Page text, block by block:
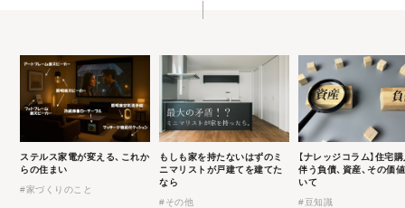
ステルス家電が変える、これか
らの住まい
#家づくりのこと
もしも家を持たないはずのミ
ニマリストが戸建てを建てた
なら
#その他
【ナレッジコラム】住宅
伴う負債、資産、その価
いて
#豆知識